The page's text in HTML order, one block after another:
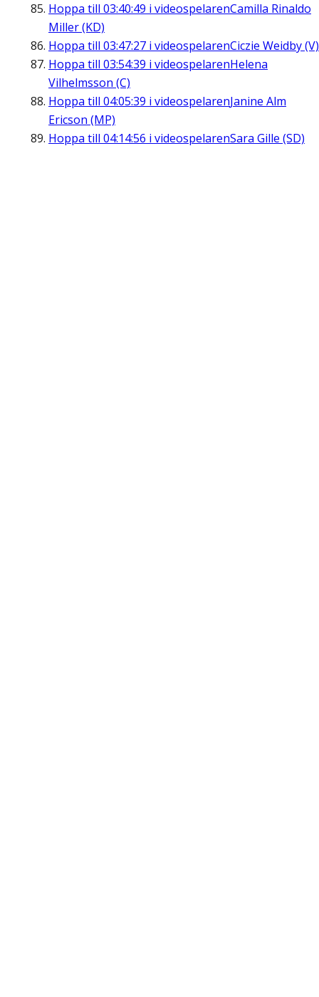
Hoppa till 03:40:49 i videospelarenCamilla Rinaldo
Miller (KD)
Hoppa till 03:47:27 i videospelarenCiczie Weidby (V)
Hoppa till 03:54:39 i videospelarenHelena
Vilhelmsson (C)
Hoppa till 04:05:39 i videospelarenJanine Alm
Ericson (MP)
Hoppa till 04:14:56 i videospelarenSara Gille (SD)